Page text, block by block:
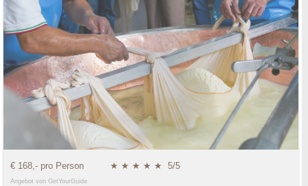
€ 168,- pro Person ★ ★ ★ ★ ★ 5/5
Angebot von GetYourGuide